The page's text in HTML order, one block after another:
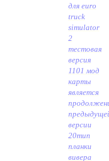
для euro
truck
simulator
2
тестовая
версия
1101 мод
карты
является
версии
20тип
планки
вивера